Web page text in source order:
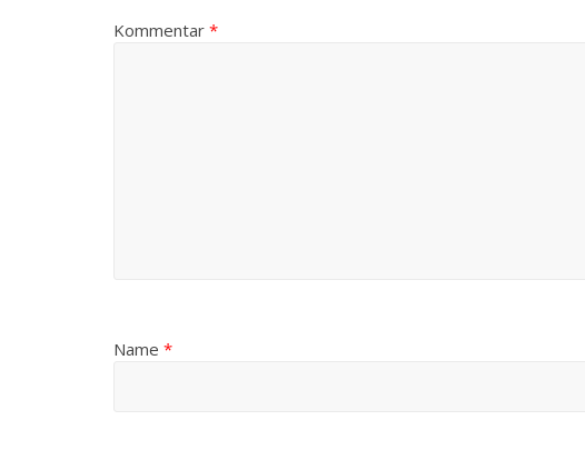
Kommentar *
Name *